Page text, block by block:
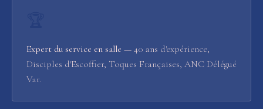
Expert du service en salle — 40 ans d'expérience,
Disciples d'Escoffier, Toques Françaises, ANC Délégué
Var.